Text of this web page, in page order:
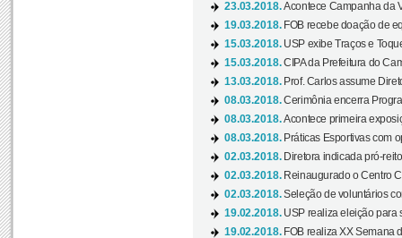
23.03.2018.Acontece Campanha da
19.03.2018. FOB recebe doação de
15.03.2018. USP exibe Traços e
15.03.2018.CIPA da Prefeitura do
13.03.2018. Prof. Carlos assume
08.03.2018.Cerimônia encerra
08.03.2018.Acontece primeira
08.03.2018. Práticas Esportivas com
02.03.2018. Diretora indicada pró-
02.03.2018. Reinaugurado o Centro
02.03.2018.Seleção de voluntários
19.02.2018. USP realiza eleição para
19.02.2018. FOB realiza XX Semana